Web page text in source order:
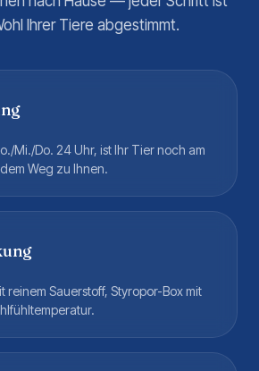
Ihrer Tiere abgestimmt.
Mi./Do. 24 Uhr, ist Ihr Tier noch am
Weg zu Ihnen.
reinem Sauerstoff, Styropor-Box mit